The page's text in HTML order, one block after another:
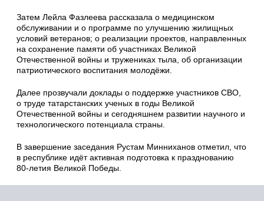
Затем Лейла Фазлеева рассказала о медицинском
обслуживании и о программе по улучшению жилищных
условий ветеранов; о реализации проектов, направленных
на сохранение памяти об участниках Великой
Отечественной войны и тружениках тыла, об организации
патриотического воспитания молодёжи.
Далее прозвучали доклады о поддержке участников СВО,
о труде татарстанских ученых в годы Великой
Отечественной войны и сегодняшнем развитии научного и
технологического потенциала страны.
В завершение заседания Рустам Минниханов отметил, что
в республике идёт активная подготовка к празднованию
80-летия Великой Победы.